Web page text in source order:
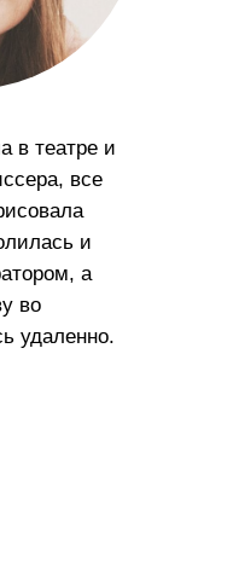
в театре и
все
и
а
во
удаленно.